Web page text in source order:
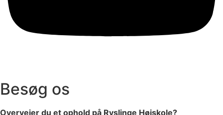
Besøg os
Overvejer du et ophold på Ryslinge Højskole?